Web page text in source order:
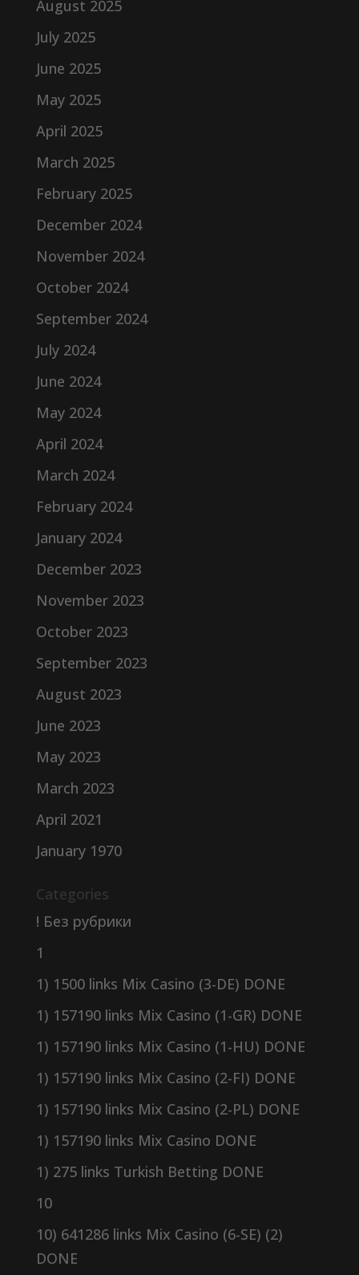
August 2025
July 2025
June 2025
May 2025
April 2025
March 2025
February 2025
December 2024
November 2024
October 2024
September 2024
July 2024
June 2024
May 2024
April 2024
March 2024
February 2024
January 2024
December 2023
November 2023
October 2023
September 2023
August 2023
June 2023
May 2023
March 2023
April 2021
January 1970
Categories
! Без рубрики
1
1) 1500 links Mix Casino (3-DE) DONE
1) 157190 links Mix Casino (1-GR) DONE
1) 157190 links Mix Casino (1-HU) DONE
1) 157190 links Mix Casino (2-FI) DONE
1) 157190 links Mix Casino (2-PL) DONE
1) 157190 links Mix Casino DONE
1) 275 links Turkish Betting DONE
10
10) 641286 links Mix Casino (6-SE) (2)
DONE